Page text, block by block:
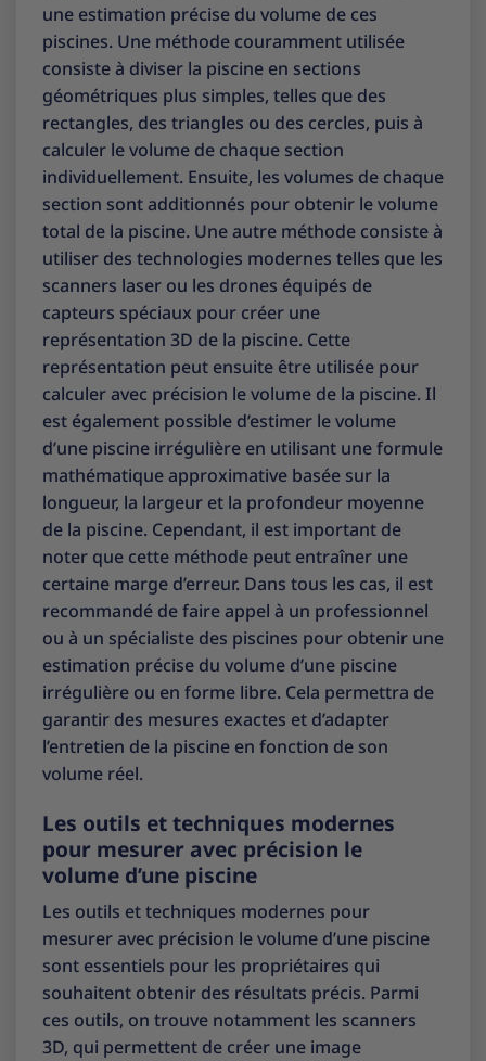
une estimation précise du volume de ces
piscines. Une méthode couramment utilisée
consiste à diviser la piscine en sections
géométriques plus simples, telles que des
rectangles, des triangles ou des cercles, puis à
calculer le volume de chaque section
individuellement. Ensuite, les volumes de chaque
section sont additionnés pour obtenir le volume
total de la piscine. Une autre méthode consiste à
utiliser des technologies modernes telles que les
scanners laser ou les drones équipés de
capteurs spéciaux pour créer une
représentation 3D de la piscine. Cette
représentation peut ensuite être utilisée pour
calculer avec précision le volume de la piscine. Il
est également possible d’estimer le volume
d’une piscine irrégulière en utilisant une formule
mathématique approximative basée sur la
longueur, la largeur et la profondeur moyenne
de la piscine. Cependant, il est important de
noter que cette méthode peut entraîner une
certaine marge d’erreur. Dans tous les cas, il est
recommandé de faire appel à un professionnel
ou à un spécialiste des piscines pour obtenir une
estimation précise du volume d’une piscine
irrégulière ou en forme libre. Cela permettra de
garantir des mesures exactes et d’adapter
l’entretien de la piscine en fonction de son
volume réel.
Les outils et techniques modernes
pour mesurer avec précision le
volume d’une piscine
Les outils et techniques modernes pour
mesurer avec précision le volume d’une piscine
sont essentiels pour les propriétaires qui
souhaitent obtenir des résultats précis. Parmi
ces outils, on trouve notamment les scanners
3D, qui permettent de créer une image